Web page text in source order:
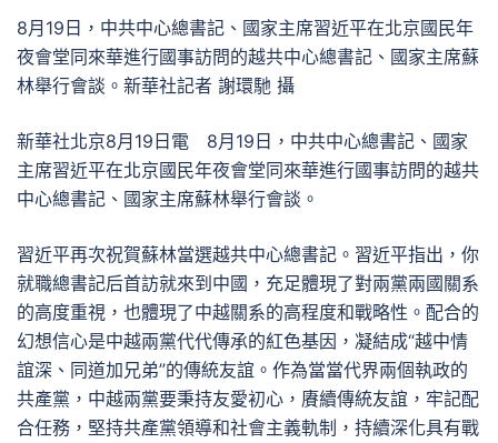
8月19日，中共中心總書記、國家主席習近平在北京國民年
夜會堂同來華進行國事訪問的越共中心總書記、國家主席蘇
林舉行會談。新華社記者 謝環馳 攝
新華社北京8月19日電 8月19日，中共中心總書記、國家
主席習近平在北京國民年夜會堂同來華進行國事訪問的越共
中心總書記、國家主席蘇林舉行會談。
習近平再次祝賀蘇林當選越共中心總書記。習近平指出，你
就職總書記后首訪就來到中國，充足體現了對兩黨兩國關系
的高度重視，也體現了中越關系的高程度和戰略性。配合的
幻想信心是中越兩黨代代傳承的紅色基因，凝結成“越中情
誼深、同道加兄弟”的傳統友誼。作為當當代界兩個執政的
共產黨，中越兩黨要秉持友愛初心，賡續傳統友誼，牢記配
合任務，堅持共產黨領導和社會主義軌制，持續深化具有戰